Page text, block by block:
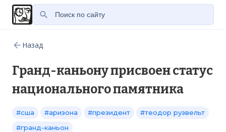
Назад
Гранд-каньону присвоен статус
национального памятника
#сша #аризона #президент
#теодор рузвельт
#гранд-каньон